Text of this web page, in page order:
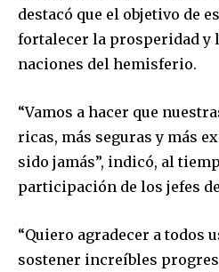
destacó que el objetivo de
fortalecer la prosperidad y
naciones del hemisferio.
“Vamos a hacer que
ricas, más seguras y más
sido jamás”, indicó, al
participación de los jefes
“Quiero agradecer a todos
sostener increíbles